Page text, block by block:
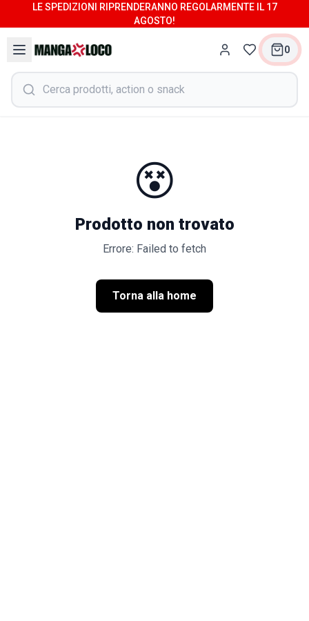
LE SPEDIZIONI RIPRENDERANNO REGOLARMENTE IL 17
AGOSTO!
0
😵
Prodotto non trovato
Errore: Failed to fetch
Torna alla home